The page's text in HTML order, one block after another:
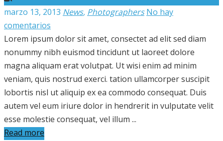
marzo 13, 2013 News, Photographers No hay
comentarios
Lorem ipsum dolor sit amet, consectet ad elit sed diam
nonummy nibh euismod tincidunt ut laoreet dolore
magna aliquam erat volutpat. Ut wisi enim ad minim
veniam, quis nostrud exerci. tation ullamcorper suscipit
lobortis nisl ut aliquip ex ea commodo consequat. Duis
autem vel eum iriure dolor in hendrerit in vulputate velit
esse molestie consequat, vel illum ...
Read more